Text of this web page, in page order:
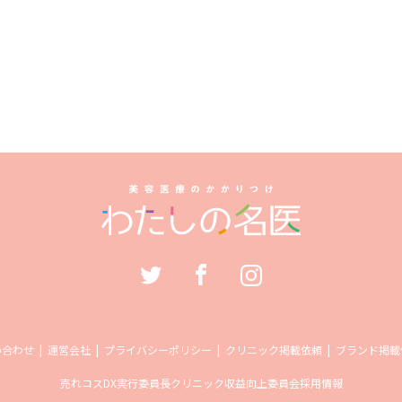
わせ 運営会社 プライバシーポリシー クリニック掲載依頼 ブランド掲
売れコスDX実行委員長クリニック収益向上委員会採用情報